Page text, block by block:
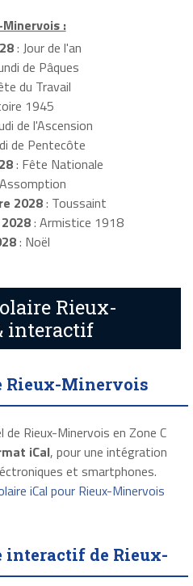
:
: Jour de l'an
de Pâques
du Travail
1945
de l'Ascension
de Pentecôte
: Fête Nationale
2028: Toussaint
: Armistice 1918
: Noël
Rieux-
interactif
Rieux-Minervois
Rieux-Minervois en Zone C
iCal, pour une intégration
et smartphones.
iCal pour Rieux-Minervois
interactif de Rieux-